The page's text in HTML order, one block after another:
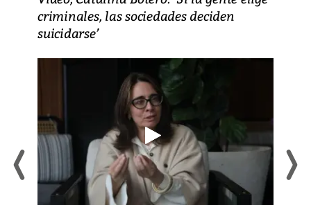
criminales, las sociedades deciden
suicidarse’